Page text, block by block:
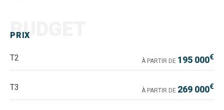
PRIX
BUDGET
T2 À PARTIR DE 195 000€
T3 À PARTIR DE 269 000€